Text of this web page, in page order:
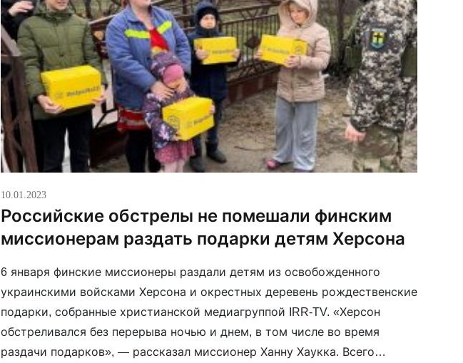
10.01.2023
Российские обстрелы не помешали финским
миссионерам раздать подарки детям Херсона
6 января финские миссионеры раздали детям из освобожденного
украинскими войсками Херсона и окрестных деревень рождественские
подарки, собранные христианской медиагруппой IRR-TV. «Херсон
обстреливался без перерыва ночью и днем, в том числе во время
раздачи подарков», — рассказал миссионер Ханну Хаукка. Всего